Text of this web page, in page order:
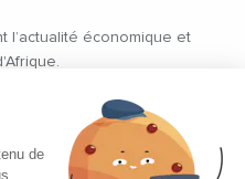
l’actualité économique et